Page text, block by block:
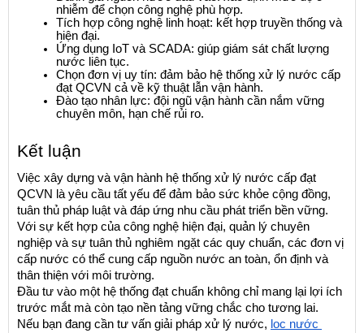
nhiễm để chọn công nghệ phù hợp.
Tích hợp công nghệ linh hoạt: kết hợp truyền thống và
hiện đại.
Ứng dụng IoT và SCADA: giúp giám sát chất lượng
nước liên tục.
Chọn đơn vị uy tín: đảm bảo hệ thống xử lý nước cấp
đạt QCVN cả về kỹ thuật lẫn vận hành.
Đào tạo nhân lực: đội ngũ vận hành cần nắm vững
chuyên môn, hạn chế rủi ro.
Kết luận
Việc xây dựng và vận hành hệ thống xử lý nước cấp đạt
QCVN là yêu cầu tất yếu để đảm bảo sức khỏe cộng đồng,
tuân thủ pháp luật và đáp ứng nhu cầu phát triển bền vững.
Với sự kết hợp của công nghệ hiện đại, quản lý chuyên
nghiệp và sự tuân thủ nghiêm ngặt các quy chuẩn, các đơn vị
cấp nước có thể cung cấp nguồn nước an toàn, ổn định và
thân thiện với môi trường.
Đầu tư vào một hệ thống đạt chuẩn không chỉ mang lại lợi ích
trước mắt mà còn tạo nền tảng vững chắc cho tương lai.
Nếu bạn đang cần tư vấn giải pháp xử lý nước, lọc nước